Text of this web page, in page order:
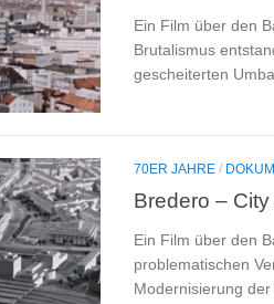
Ein Film über den
Brutalismus
gescheiterten
70ER JAHRE /
Bredero –
Ein Film über den
problematischen
Modernisierung